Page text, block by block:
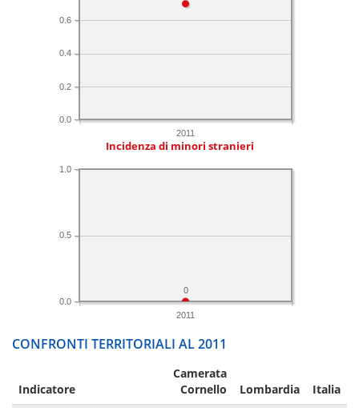
2011
0.0
0.2
0.4
0.6
Incidenza di minori stranieri
2011
0.0
0.5
1.0
0
CONFRONTI TERRITORIALI AL 2011
Indicatore
Camerata
Cornello
Lombardia Italia